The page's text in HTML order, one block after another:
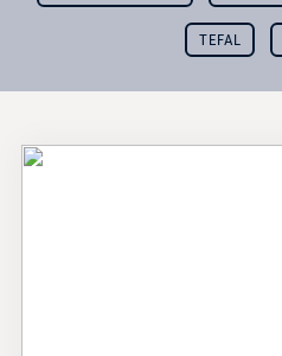
TEFAL